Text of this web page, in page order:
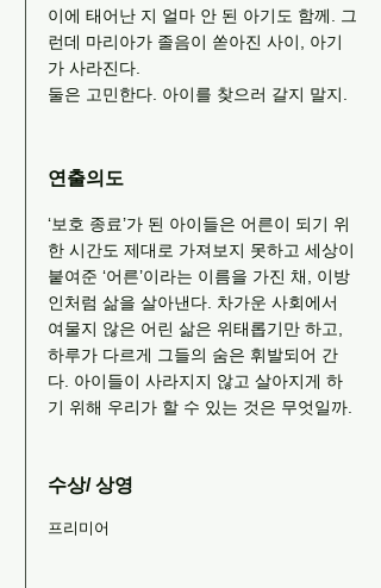
이에 태어난 지 얼마 안 된 아기도 함께. 그
런데 마리아가 졸음이 쏟아진 사이, 아기
가 사라진다.
둘은 고민한다. 아이를 찾으러 갈지 말지.
연출의도
‘보호 종료’가 된 아이들은 어른이 되기 위
한 시간도 제대로 가져보지 못하고 세상이
붙여준 ‘어른’이라는 이름을 가진 채, 이방
인처럼 삶을 살아낸다. 차가운 사회에서
여물지 않은 어린 삶은 위태롭기만 하고,
하루가 다르게 그들의 숨은 휘발되어 간
다. 아이들이 사라지지 않고 살아지게 하
기 위해 우리가 할 수 있는 것은 무엇일까.
수상/ 상영
프리미어